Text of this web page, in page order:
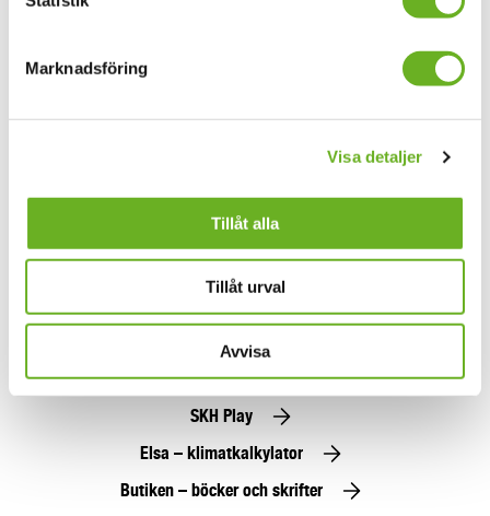
Marknadsföring
Visa detaljer
Tillåt alla
Tillåt urval
Avvisa
Allmänna nyheter
Jag godkännerallmänna villkor
Anmäl dig här
Jobba hos oss
Alumn
Press
SKH Play
Elsa – klimatkalkylator
Butiken – böcker och skrifter